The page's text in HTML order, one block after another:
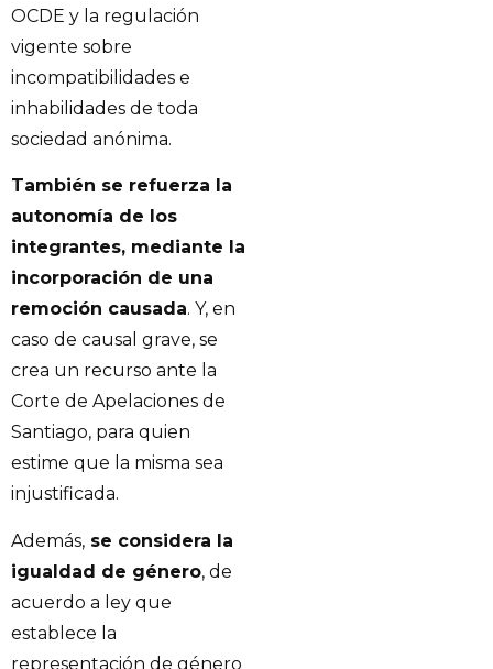
OCDE y la regulación
vigente sobre
incompatibilidades e
inhabilidades de toda
sociedad anónima.
También se refuerza la
autonomía de los
integrantes, mediante la
incorporación de una
remoción causada. Y, en
caso de causal grave, se
crea un recurso ante la
Corte de Apelaciones de
Santiago, para quien
estime que la misma sea
injustificada.
Además, se considera la
igualdad de género, de
acuerdo a ley que
establece la
representación de género